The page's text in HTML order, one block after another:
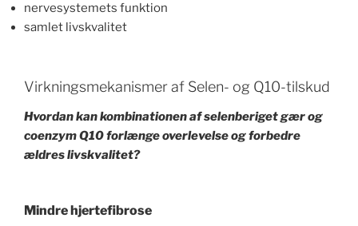
nervesystemets funktion
samlet livskvalitet
Virkningsmekanismer af Selen- og Q10-tilskud
Hvordan kan kombinationen af selenberiget gær og
coenzym Q10 forlænge overlevelse og forbedre
ældres livskvalitet?
Mindre hjertefibrose